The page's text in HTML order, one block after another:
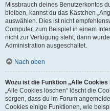
Missbrauch deines Benutzerkontos
bleiben, kannst du das Kästchen
auswählen. Dies ist nicht
Computer, zum Beispiel in einem
nicht zur Verfügung steht, dann
Administration ausgeschaltet.
Nach oben
Wozu ist die Funktion „Alle Cookies
„Alle Cookies löschen“ löscht die
sorgen, dass du im Forum
Cookies einige Funktionen, wie